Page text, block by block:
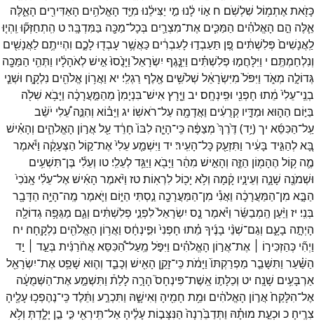
כָּזֹ֖אתאֶתְמ֥וֹל שִׁלְשֹֽׁם׃ ח א֣וֹי לָ֔נוּ מִ֣י יַצִּילֵ֔נוּ מִיַּ֛ד הָאֱלֹהִ֥ים הָאַדִּירִ֖ים הָאֵ֑לֶּה
אֵ֧לֶּה הֵ֣ם הָאֱלֹהִ֗ים הַמַּכִּ֧ים אֶת־מִצְרַ֛יִם בְּכָל־מַכָּ֖ה בַּמִּדְבָּֽר׃ט הִֽתְחַזְּק֞וּ וִֽהְי֤וּ
לַֽאֲנָשִׁים֙ פְּלִשְׁתִּ֔ים פֶּ֚ן תַּעַבְד֣וּלָעִבְרִ֔ים כַּאֲשֶׁ֥רעָבְד֖וּלָכֶ֑ם וִהְיִיתֶ֥ם לַאֲנָשִׁ֖ים
וְנִלְחַמְתֶּֽם׃ י וַיִּלָּחֲמ֣וּ פְלִשְׁתִּ֗ים וַיִּנָּ֤גֶף יִשְׂרָאֵל֙ וַיָּנֻ֙סוּ֙אִ֣ישׁלְאֹהָלָ֔יו וַתְּהִ֥י הַמַּכָּ֖ה
גְּדוֹלָ֣ה מְאֹ֑ד וַיִּפֹּל֙ מִיִּשְׂרָאֵ֔ל שְׁלֹשִׁ֥ים אֶ֖לֶף רַגְלִֽי׃ יא וַאֲר֥וֹן אֱלֹהִ֖ים נִלְקָ֑ח וּשְׁנֵ֤י
בְנֵֽי־עֵלִי֙ מֵ֔תוּ חָפְנִ֖י וּפִֽינְחָֽס׃ יב וַיָּ֤רָץאִישׁ־בִּנְיָמִן֙ מֵהַמַּ֣עֲרָכָ֔ה וַיָּבֹ֥א שִׁלֹ֖ה
בַּיּ֣וֹם הַה֑וּא וּמַדָּ֣יו קְרֻעִ֔ים וַאֲדָמָ֖ה עַל־רֹאשֽׁוֹ׃ יג וַיָּב֗וֹא וְהִנֵּ֣ה עֵ֠לִי יֹשֵׁ֨ב
עַֽל־הַכִּסֵּ֜א יך(יַ֥ד)דֶּ֙רֶךְ֙ מְצַפֶּ֔ה כִּֽי־הָיָ֤ה לִבּוֹ֙ חָרֵ֔דעַ֖לאֲר֣וֹן הָאֱלֹהִ֑ים וְהָאִ֗ישׁ
בָּ֚אלְהַגִּ֣יד בָּעִ֔יר וַתִּזְעַ֖ק כָּל־הָעִֽיר׃ יד וַיִּשְׁמַ֤עעֵלִי֙אֶת־ק֣וֹל הַצְּעָקָ֔ה וַיֹּ֕אמֶר
מֶ֛ה ק֥וֹל הֶהָמ֖וֹן הַזֶּ֑ה וְהָאִ֣ישׁ מִהַ֔ר וַיָּבֹ֖א וַיַּגֵּ֥דלְעֵלִֽי׃ טו וְעֵלִ֕י בֶּן־תִּשְׁעִ֥ים
וּשְׁמֹנֶ֖ה שָׁנָ֑ה וְעֵינָ֣יו קָ֔מָה וְלֹ֥א יָכ֖וֹללִרְאֽוֹת׃טז וַיֹּ֨אמֶר הָאִ֜ישׁאֶל־עֵלִ֗י אָֽנֹכִי֙
הַבָּ֣א מִן־הַמַּעֲרָכָ֔ה וַאֲנִ֕י מִן־הַמַּעֲרָכָ֖ה נַ֣סְתִּי הַיּ֑וֹם וַיֹּ֛אמֶר מֶֽה־הָיָ֥ה הַדָּבָ֖ר
בְּנִֽי׃ יז וַיַּ֨עַן הַֽמְבַשֵּׂ֜ר וַיֹּ֗אמֶר נָ֤ס יִשְׂרָאֵל֙לִפְנֵ֣י פְלִשְׁתִּ֔ים וְגַ֛ם מַגֵּפָ֥ה גְדוֹלָ֖ה
הָיְתָ֣ה בָעָ֑ם וְגַם־שְׁנֵ֨י בָנֶ֜יךָ מֵ֗תוּ חָפְנִי֙ וּפִ֣ינְחָ֔ס וַאֲר֥וֹן הָאֱלֹהִ֖ים נִלְקָֽחָה׃ יח
וַיְהִ֞י כְּהַזְכִּיר֣וֹ ׀ אֶת־אֲר֣וֹן הָאֱלֹהִ֗ים וַיִּפֹּ֣ל מֵֽעַל־הַ֠כִּסֵּאאֲחֹ֨רַנִּ֜ית בְּעַ֣ד ׀
יַ֣ד
הַשַּׁ֗עַר וַתִּשָּׁבֵ֤ר מַפְרַקְתּוֹ֙ וַיָּמֹ֔תכִּֽי־זָקֵ֥ן הָאִ֖ישׁ וְכָבֵ֑ד וְה֛וּא שָׁפַ֥ט אֶת־יִשְׂרָאֵ֖ל
אַרְבָּעִ֥ים שָׁנָֽה׃ יט וְכַלָּת֣וֹ אֵֽשֶׁת־פִּינְחָס֮ הָרָ֣ה לָלַת֒ וַתִּשְׁמַ֣עאֶת־הַשְּׁמֻעָ֔ה
אֶל־הִלָּקַח֙אֲר֣וֹן הָאֱלֹהִ֔ים וּמֵ֥ת חָמִ֖יהָ וְאִישָׁ֑הּ וַתִּכְרַ֣ע וַתֵּ֔לֶדכִּֽי־נֶהֶפְכ֥וּעָלֶ֖יהָ
צִרֶֽיהָ׃ כ וּכְעֵ֣ת מוּתָ֗הּ וַתְּדַבֵּ֙רְנָה֙ הַנִּצָּב֣וֹתעָלֶ֔יהָ אַל־תִּֽירְאִ֖י כִּ֣י בֵ֣ן יָלָ֑דְתְּ וְלֹ֥א